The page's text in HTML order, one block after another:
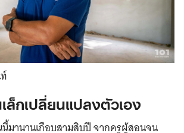
ล็กเปลี่ยนแปลงตัวเอง
มานานเกือบสามสิบปี จากครูผู้สอนจน